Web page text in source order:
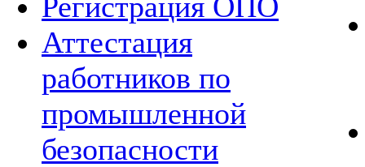
Аттестация
работников по
промышленной
безопасности